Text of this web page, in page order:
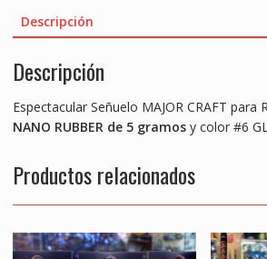
e
b
o
o
k
itt
er l s
p
p
e
g
er
e
Descripción
Descripción
Espectacular Señuelo MAJOR CRAFT para
NANO RUBBER de 5 gramosy color #6
Productos relacionados